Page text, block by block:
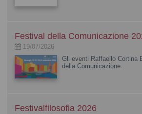
Festival della Comunicazione
19/07/2026
Gli eventi Raffaello Cortina
della Comunicazione.
Festivalfilosofia 2026